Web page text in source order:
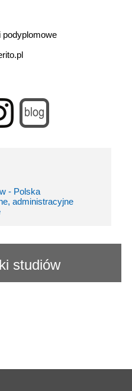
podyplomowe
- Polska
administracyjne
studiów